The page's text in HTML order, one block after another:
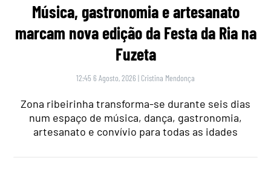
Música, gastronomia e artesanato
marcam nova edição da Festa da Ria na
Fuzeta
12:45 6 Agosto, 2026 | Cristina Mendonça
Zona ribeirinha transforma-se durante seis dias
num espaço de música, dança, gastronomia,
artesanato e convívio para todas as idades